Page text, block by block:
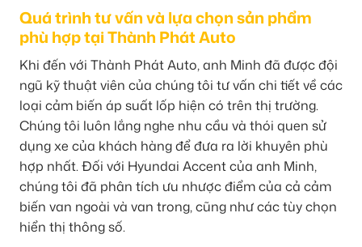
Quá trình tư vấn và lựa chọn sản phẩm
phù hợp tại Thành Phát Auto
Khi đến với Thành Phát Auto, anh Minh đã được đội
ngũ kỹ thuật viên của chúng tôi tư vấn chi tiết về các
loại cảm biến áp suất lốp hiện có trên thị trường.
Chúng tôi luôn lắng nghe nhu cầu và thói quen sử
dụng xe của khách hàng để đưa ra lời khuyên phù
hợp nhất. Đối với Hyundai Accent của anh Minh,
chúng tôi đã phân tích ưu nhược điểm của cả cảm
biến van ngoài và van trong, cũng như các tùy chọn
hiển thị thông số.